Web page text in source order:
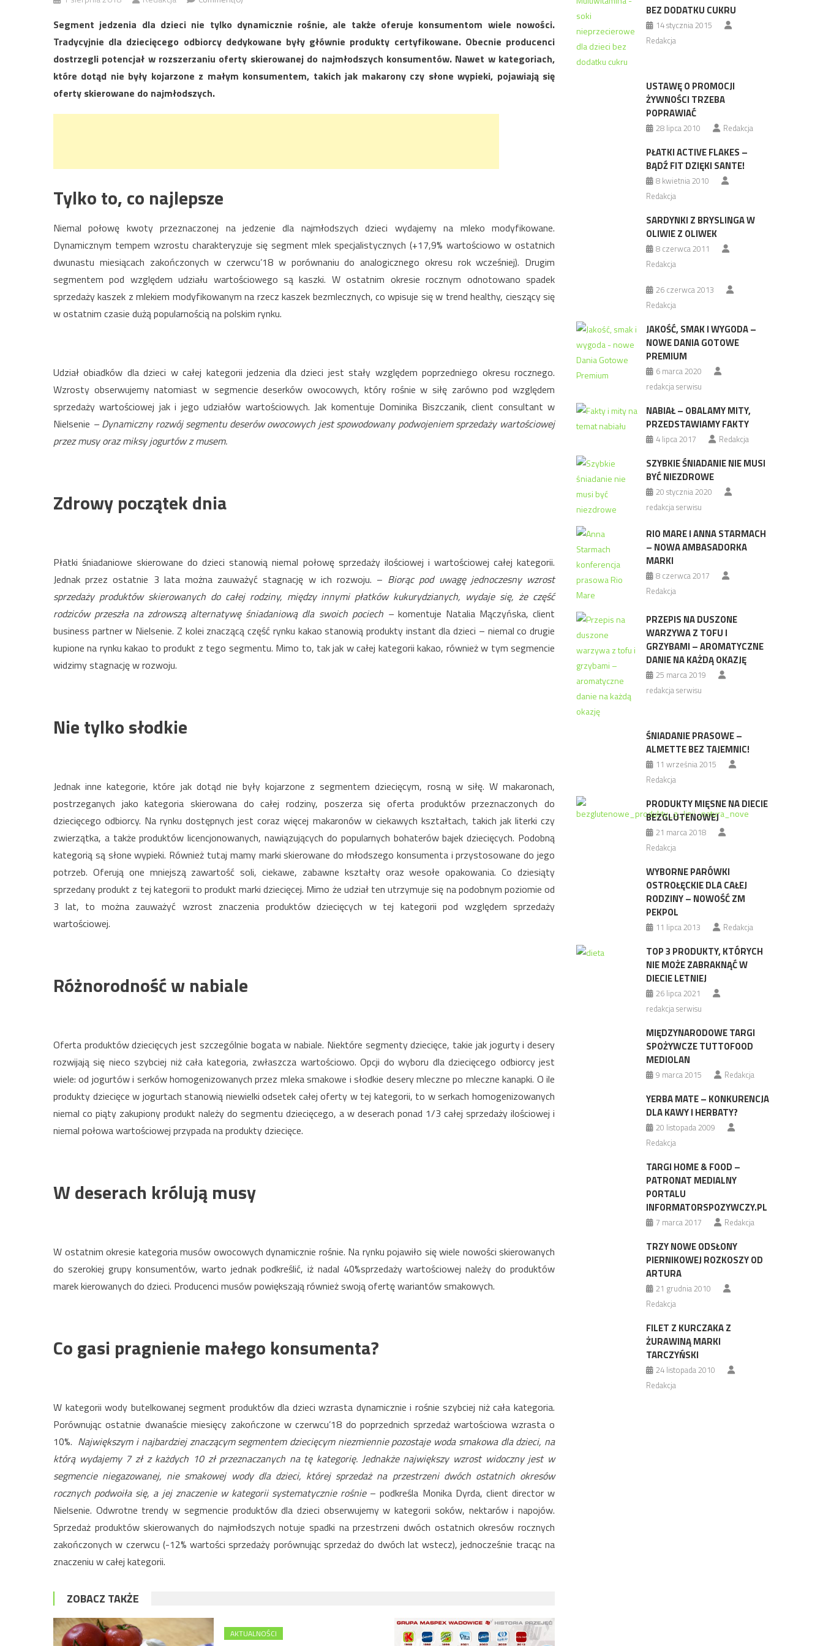
Segment jedzenia dla dzieci nie tylko dynamicznie rośnie, ale także oferuje konsumentom wiele nowości.
Tradycyjnie dla dziecięcego odbiorcy dedykowane były głównie produkty certyfikowane. Obecnie producenci
dostrzegli potencjał w rozszerzaniu oferty skierowanej do najmłodszych konsumentów. Nawet w kategoriach,
które dotąd nie były kojarzone z małym konsumentem, takich jak makarony czy słone wypieki, pojawiają się
oferty skierowane do najmłodszych.
Tylko to, co najlepsze
Niemal połowę kwoty przeznaczonej na jedzenie dla najmłodszych dzieci wydajemy na mleko modyfikowane.
Dynamicznym tempem wzrostu charakteryzuje się segment mlek specjalistycznych (+17,9% wartościowo w ostatnich
dwunastu miesiącach zakończonych w czerwcu’18 w porównaniu do analogicznego okresu rok wcześniej). Drugim
segmentem pod względem udziału wartościowego są kaszki. W ostatnim okresie rocznym odnotowano spadek
sprzedaży kaszek z mlekiem modyfikowanym na rzecz kaszek bezmlecznych, co wpisuje się w trend healthy, cieszący się
w ostatnim czasie dużą popularnością na polskim rynku.
Udział obiadków dla dzieci w całej kategorii jedzenia dla dzieci jest stały względem poprzedniego okresu rocznego.
Wzrosty obserwujemy natomiast w segmencie deserków owocowych, który rośnie w siłę zarówno pod względem
sprzedaży wartościowej jak i jego udziałów wartościowych. Jak komentuje Dominika Biszczanik, client consultant w
Nielsenie – Dynamiczny rozwój segmentu deserów owocowych jest spowodowany podwojeniem sprzedaży wartościowej
przez musy oraz miksy jogurtów z musem.
Zdrowy początek dnia
Płatki śniadaniowe skierowane do dzieci stanowią niemal połowę sprzedaży ilościowej i wartościowej całej kategorii.
Jednak przez ostatnie 3 lata można zauważyć stagnację w ich rozwoju. – Biorąc pod uwagę jednoczesny wzrost
sprzedaży produktów skierowanych do całej rodziny, między innymi płatków kukurydzianych, wydaje się, że część
rodziców przeszła na zdrowszą alternatywę śniadaniową dla swoich pociech – komentuje Natalia Mączyńska, client
business partner w Nielsenie. Z kolei znaczącą część rynku kakao stanowią produkty instant dla dzieci – niemal co drugie
kupione na rynku kakao to produkt z tego segmentu. Mimo to, tak jak w całej kategorii kakao, również w tym segmencie
widzimy stagnację w rozwoju.
Nie tylko słodkie
Jednak inne kategorie, które jak dotąd nie były kojarzone z segmentem dziecięcym, rosną w siłę. W makaronach,
postrzeganych jako kategoria skierowana do całej rodziny, poszerza się oferta produktów przeznaczonych do
dziecięcego odbiorcy. Na rynku dostępnych jest coraz więcej makaronów w ciekawych kształtach, takich jak literki czy
zwierzątka, a także produktów licencjonowanych, nawiązujących do popularnych bohaterów bajek dziecięcych. Podobną
kategorią są słone wypieki. Również tutaj mamy marki skierowane do młodszego konsumenta i przystosowane do jego
potrzeb. Oferują one mniejszą zawartość soli, ciekawe, zabawne kształty oraz wesołe opakowania. Co dziesiąty
sprzedany produkt z tej kategorii to produkt marki dziecięcej. Mimo że udział ten utrzymuje się na podobnym poziomie od
3 lat, to można zauważyć wzrost znaczenia produktów dziecięcych w tej kategorii pod względem sprzedaży
wartościowej.
Różnorodność w nabiale
Oferta produktów dziecięcych jest szczególnie bogata w nabiale. Niektóre segmenty dziecięce, takie jak jogurty i desery
rozwijają się nieco szybciej niż cała kategoria, zwłaszcza wartościowo. Opcji do wyboru dla dziecięcego odbiorcy jest
wiele: od jogurtów i serków homogenizowanych przez mleka smakowe i słodkie desery mleczne po mleczne kanapki. O ile
produkty dziecięce w jogurtach stanowią niewielki odsetek całej oferty w tej kategorii, to w serkach homogenizowanych
niemal co piąty zakupiony produkt należy do segmentu dziecięcego, a w deserach ponad 1/3 całej sprzedaży ilościowej i
niemal połowa wartościowej przypada na produkty dziecięce.
W deserach królują musy
W ostatnim okresie kategoria musów owocowych dynamicznie rośnie. Na rynku pojawiło się wiele nowości skierowanych
do szerokiej grupy konsumentów, warto jednak podkreślić, iż nadal 40%sprzedaży wartościowej należy do produktów
marek kierowanych do dzieci. Producenci musów powiększają również swoją ofertę wariantów smakowych.
Co gasi pragnienie małego konsumenta?
W kategorii wody butelkowanej segment produktów dla dzieci wzrasta dynamicznie i rośnie szybciej niż cała kategoria.
Porównując ostatnie dwanaście miesięcy zakończone w czerwcu’18 do poprzednich sprzedaż wartościowa wzrasta o
10%. Największym i najbardziej znaczącym segmentem dziecięcym niezmiennie pozostaje woda smakowa dla dzieci, na
którą wydajemy 7 zł z każdych 10 zł przeznaczanych na tę kategorię. Jednakże największy wzrost widoczny jest w
segmencie niegazowanej, nie smakowej wody dla dzieci, której sprzedaż na przestrzeni dwóch ostatnich okresów
rocznych podwoiła się, a jej znaczenie w kategorii systematycznie rośnie– podkreśla Monika Dyrda, client director w
Nielsenie. Odwrotne trendy w segmencie produktów dla dzieci obserwujemy w kategorii soków, nektarów i napojów.
Sprzedaż produktów skierowanych do najmłodszych notuje spadki na przestrzeni dwóch ostatnich okresów rocznych
zakończonych w czerwcu (-12% wartości sprzedaży porównując sprzedaż do dwóch lat wstecz), jednocześnie tracąc na
znaczeniu w całej kategorii.
ZOBACZ TAKŻE
AKTUALNOŚCI
BEZ DODATKU CUKRU
14 stycznia 2015
Redakcja
USTAWĘ O PROMOCJI
ŻYWNOŚCI TRZEBA
POPRAWIAĆ
28 lipca 2010 Redakcja
PŁATKI ACTIVE FLAKES –
BĄDŹ FIT DZIĘKI SANTE!
8 kwietnia 2010
Redakcja
SARDYNKI Z BRYSLINGA W
OLIWIE Z OLIWEK
8 czerwca 2011
Redakcja
26 czerwca 2013
Redakcja
JAKOŚĆ, SMAK I WYGODA –
NOWE DANIA GOTOWE
PREMIUM
6 marca 2020
redakcja serwisu
NABIAŁ – OBALAMY MITY,
PRZEDSTAWIAMY FAKTY
4 lipca 2017 Redakcja
SZYBKIE ŚNIADANIE NIE MUSI
BYĆ NIEZDROWE
20 stycznia 2020
redakcja serwisu
RIO MARE I ANNA STARMACH
– NOWA AMBASADORKA
MARKI
8 czerwca 2017
Redakcja
PRZEPIS NA DUSZONE
WARZYWA Z TOFU I
GRZYBAMI – AROMATYCZNE
DANIE NA KAŻDĄ OKAZJĘ
25 marca 2019
redakcja serwisu
ŚNIADANIE PRASOWE –
ALMETTE BEZ TAJEMNIC!
11 września 2015
Redakcja
PRODUKTY MIĘSNE NA DIECIE
BEZGLUTENOWEJ
21 marca 2018
Redakcja
WYBORNE PARÓWKI
OSTROŁĘCKIE DLA CAŁEJ
RODZINY – NOWOŚĆ ZM
PEKPOL
11 lipca 2013 Redakcja
TOP 3 PRODUKTY, KTÓRYCH
NIE MOŻE ZABRAKNĄĆ W
DIECIE LETNIEJ
26 lipca 2021
redakcja serwisu
MIĘDZYNARODOWE TARGI
SPOŻYWCZE TUTTOFOOD
MEDIOLAN
9 marca 2015 Redakcja
YERBA MATE – KONKURENCJA
DLA KAWY I HERBATY?
20 listopada 2009
Redakcja
TARGI HOME & FOOD –
PATRONAT MEDIALNY
PORTALU
INFORMATORSPOZYWCZY.PL
7 marca 2017 Redakcja
TRZY NOWE ODSŁONY
PIERNIKOWEJ ROZKOSZY OD
ARTURA
21 grudnia 2010
Redakcja
FILET Z KURCZAKA Z
ŻURAWINĄ MARKI
TARCZYŃSKI
24 listopada 2010
Redakcja